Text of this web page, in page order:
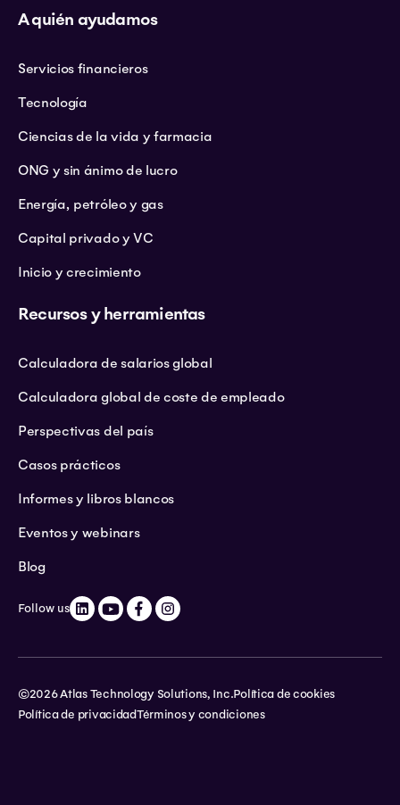
A quién ayudamos
Servicios financieros
Tecnología
Ciencias de la vida y farmacia
ONG y sin ánimo de lucro
Energía, petróleo y gas
Capital privado y VC
Inicio y crecimiento
Recursos y herramientas
Calculadora de salarios global
Calculadora global de coste de empleado
Perspectivas del país
Casos prácticos
Informes y libros blancos
Eventos y webinars
Blog
Follow us
©2026 Atlas Technology Solutions, Inc.Política de cookies
Política de privacidadTérminos y condiciones